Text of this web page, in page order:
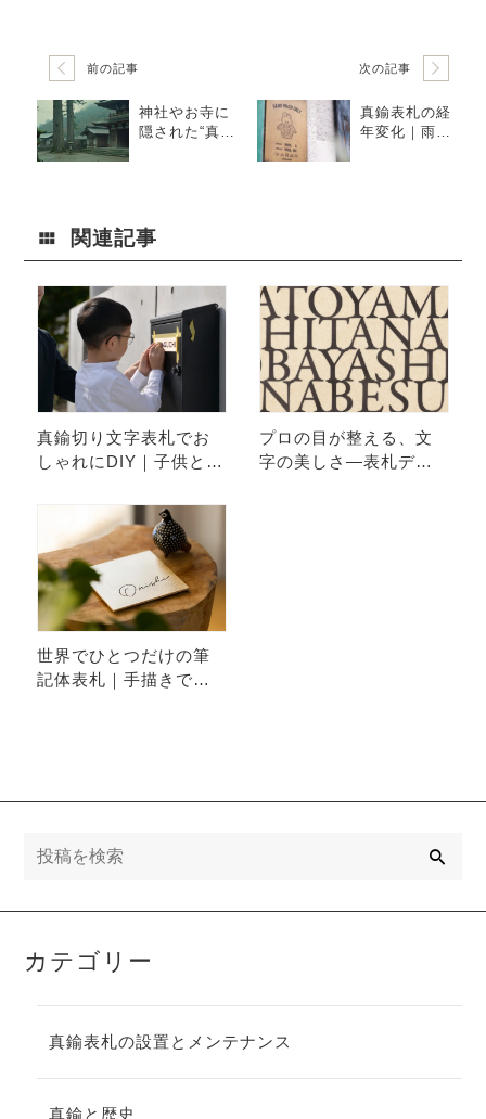
前の記事
神社やお寺に
隠された“真
次の記事
真鍮表札の経
年変化｜雨・
関連記事
真鍮切り文字表札でお
しゃれにDIY｜子供と楽
プロの目が整える、文
字の美しさ—表札デザ
世界でひとつだけの筆
記体表札｜手描きで生
カテゴリー
真鍮表札の設置とメンテナンス
真鍮と歴史